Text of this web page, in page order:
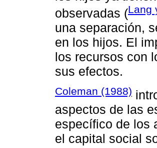
observadas (Lang
una separación,
en los hijos. El
los recursos con
sus efectos.
Coleman (1988)
aspectos de las
específico de los
el capital social